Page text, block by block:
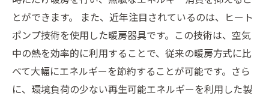
とができます。 また、近年注目されているのは、ヒート
ポンプ技術を使用した暖房器具です。この技術は、空気
中の熱を効率的に利用することで、従来の暖房方式に比
べて大幅にエネルギーを節約することが可能です。さら
に、環境負荷の少ない再生可能エネルギーを利用した製